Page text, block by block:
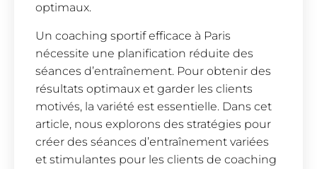
optimaux.
Un coaching sportif efficace à Paris
nécessite une planification réduite des
séances d’entraînement. Pour obtenir des
résultats optimaux et garder les clients
motivés, la variété est essentielle. Dans cet
article, nous explorons des stratégies pour
créer des séances d’entraînement variées
et stimulantes pour les clients de coaching